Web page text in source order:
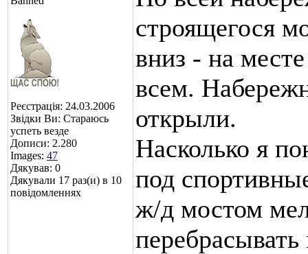
Реєстрація: 24.03.2006
Звідки Ви: Стараюсь
успеть везде
Дописи: 2.280
Images: 47
Дякував: 0
Дякували 17 раз(и) в 10
повідомленнях
строящегося
вниз - на
всем.
открыли.
Насколько я
под
ж/д мостом